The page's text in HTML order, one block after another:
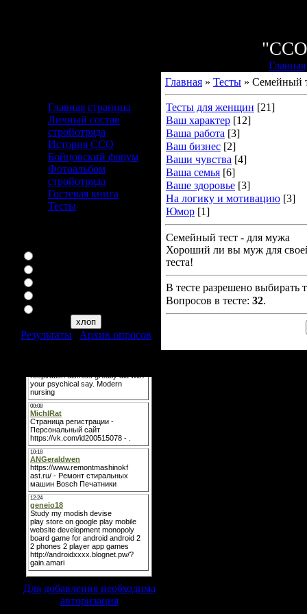
Главная
Главная страница
Личный состав
стройотряда
История ССО
Бойцовский форум
Фотоальбом
стройотряда
Гостевая книга
Тесты
Результаты
Архив опросов
Для добавления необходима
авторизация
Главная » Тесты » Семейный
Тесты для женщин [21]
Ваш характер [12]
Ваша работа [3]
Ваш бизнес [2]
Ваши чувства [4]
Ваша семья [6]
Ваше здоровье [3]
На логику и мотивацию [3]
Юмор [1]
Семейный тест - для мужа
Хороший ли вы муж для
теста!
В тесте разрешено выбирать
Вопросов в тесте: 32.